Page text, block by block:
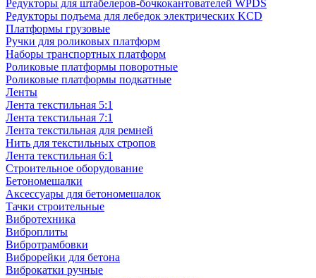
Редукторы для штабелеров-бочкокантователей WPDS
Редукторы подъема для лебедок электрических KCD
Платформы грузовые
Ручки для роликовых платформ
Наборы транспортных платформ
Роликовые платформы поворотные
Роликовые платформы подкатные
Ленты
Лента текстильная 5:1
Лента текстильная 7:1
Лента текстильная для ремней
Нить для текстильных стропов
Лента текстильная 6:1
Строительное оборудование
Бетономешалки
Аксессуары для бетономешалок
Тачки строительные
Вибротехника
Виброплиты
Вибротрамбовки
Виброрейки для бетона
Виброкатки ручные